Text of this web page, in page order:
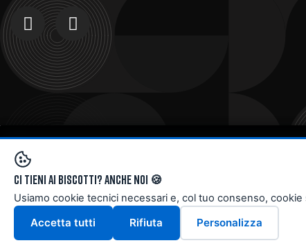
Copyright © 2024
Ci tieni ai biscotti? Anche noi 🍪
Usiamo cookie tecnici necessari e, col tuo consenso,
Accetta tutti Rifiuta Personalizza